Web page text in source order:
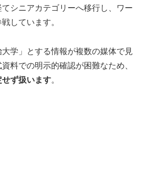
シニアカテゴリーへ移行し、ワー
しています。
学」とする情報が複数の媒体で見
料での明示的確認が困難なため、
ず扱います。